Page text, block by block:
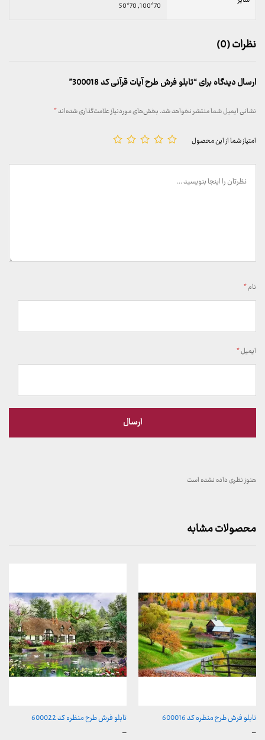
70*100, 70*50
نظرات (0)
ارسال دیدگاه برای “تابلو فرش طرح آیات قرآنی کد 300018”
نشانی ایمیل شما منتشر نخواهد شد.بخش‌های موردنیاز علامت‌گذاری شده‌اند*
امتیاز شما از این محصول
نام*
ایمیل*
هنوز نظری داده نشده است
محصولات مشابه
تابلو فرش طرح منظره کد 600016
–محدوده
تابلو فرش طرح منظره کد 600022
–محدوده